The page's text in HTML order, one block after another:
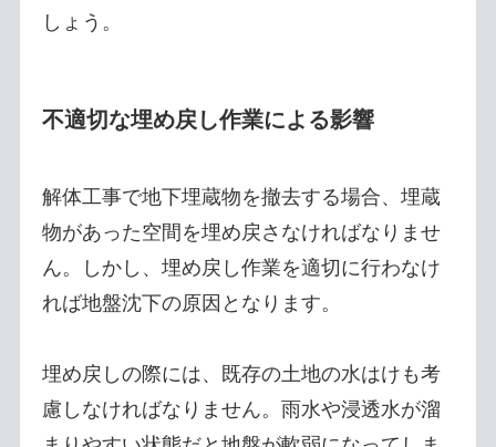
しょう。
不適切な埋め戻し作業による影響
解体工事で地下埋蔵物を撤去する場合、埋蔵
物があった空間を埋め戻さなければなりませ
ん。しかし、埋め戻し作業を適切に行わなけ
れば地盤沈下の原因となります。
埋め戻しの際には、既存の土地の水はけも考
慮しなければなりません。雨水や浸透水が溜